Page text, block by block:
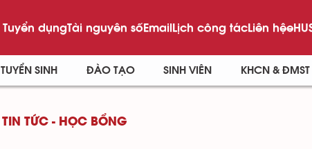
Tuyển dụngTài nguyên sốEmailLịch công tácLiên hệ
TUYỂN SINH ĐÀO TẠO SINH VIÊN KHCN & ĐMST
TIN TỨC - HỌC BỔNG